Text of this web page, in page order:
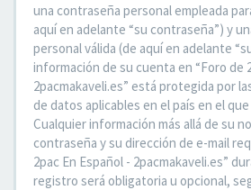
una contraseña personal empleada
aquí en adelante “su contraseña”) y
personal válida (de aquí en adelante
información de su cuenta en “Foro de
2pacmakaveli.es” está protegida por
de datos aplicables en el país en el
Cualquier información más allá de su
contraseña y su dirección de e-mail
2pac En Español - 2pacmakaveli.es”
registro será obligatoria u opcional,